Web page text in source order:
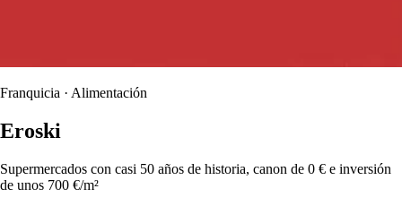
Franquicia · Alimentación
Eroski
Supermercados con casi 50 años de historia, canon de 0 € e inversión
de unos 700 €/m²